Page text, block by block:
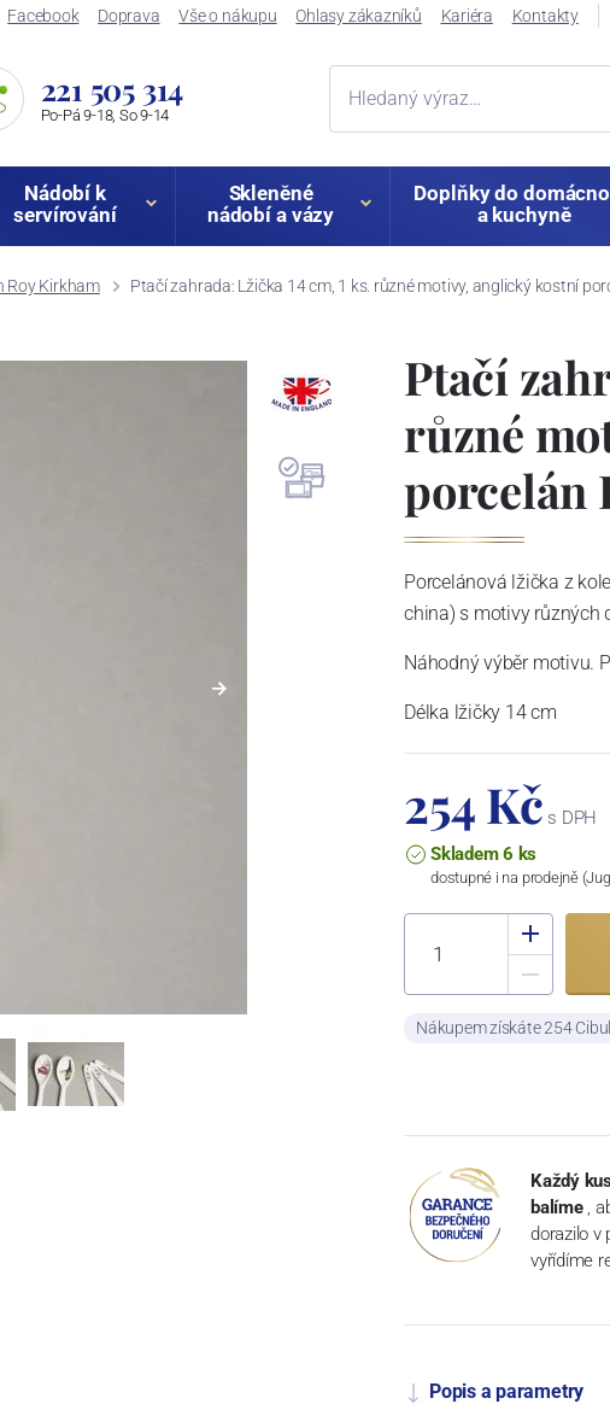
Facebook Doprava Vše o nákupu Ohlasy zákazníků Kariéra Kontakty
221 505 314
Po-Pá 9-18, So 9-14
Nádobí k
servírování
Skleněné
nádobí a vázy
Doplňky do
a kuchyně
Roy Kirkham Ptačí zahrada: Lžička 14 cm, 1 ks. různé motivy, anglický kostní
Ptačí
různé
porcelán
Porcelánová lžička z
china) s motivy různých
Náhodný výběr motivu.
Délka lžičky 14 cm
254 Kč s DPH
Skladem 6 ks
dostupné i na prodejně
Nákupem získáte 254
Každý
balíme ,
dorazilo v
vyřídíme
Popis a parametry